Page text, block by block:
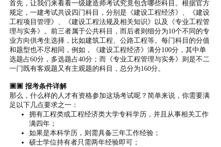
首先，让我们来看看一级建造师考试究竟包含哪些科目。根据官方
规定，一建考试共设四门科目，分别是《建设工程经济》、《建设
工程项目管理》、《建设工程法规及相关知识》以及《专业工程管
理与实务》。前三者属于公共科目，而后者则细分为10个不同的专
业方向供考生选择，比如建筑工程、公路工程等。每门科目的分值
和题型也不尽相同，例如，《建设工程经济》满分100分，其中单
选题占60分，多选题占40分；而《专业工程管理与实务》则是不二
一门既有客观题又有主观题的科目，总分为160分。
▣▣ 报考条件详解
那么，什么样的人才有资格参加这场考试呢？简单来说，你需要满
足以下几点要求之一：
拥有工程类或工程经济类大学专科学历，并且从事相关工作
满四年；
如果是本科学历，则需具备三年工作经验；
硕士学位持有者只需两年经验即可；